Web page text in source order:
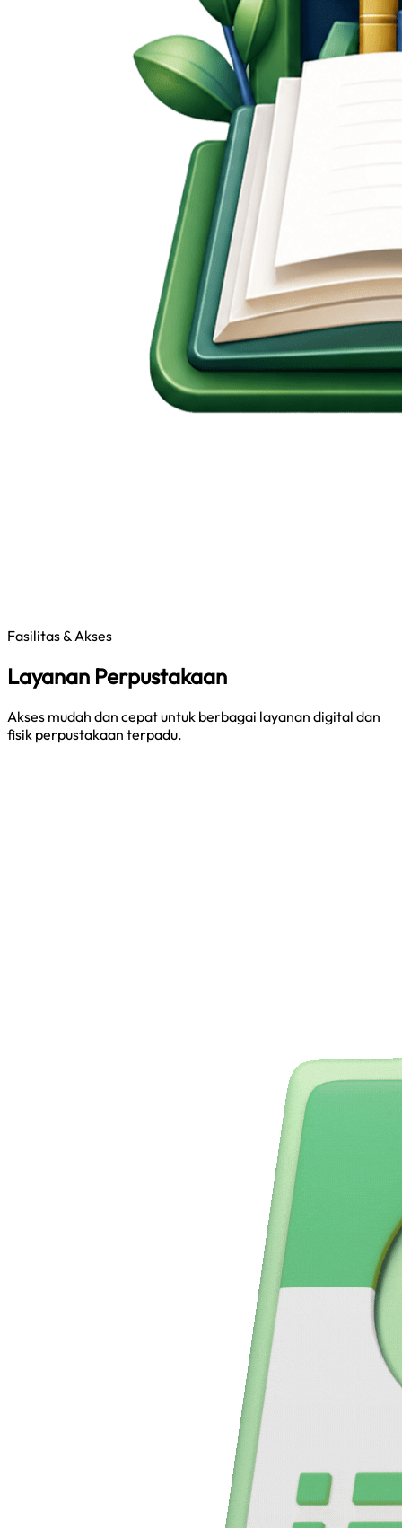
Fasilitas & Akses
Layanan Perpustakaan
Akses mudah dan cepat untuk berbagai layanan digital dan
fisik perpustakaan terpadu.